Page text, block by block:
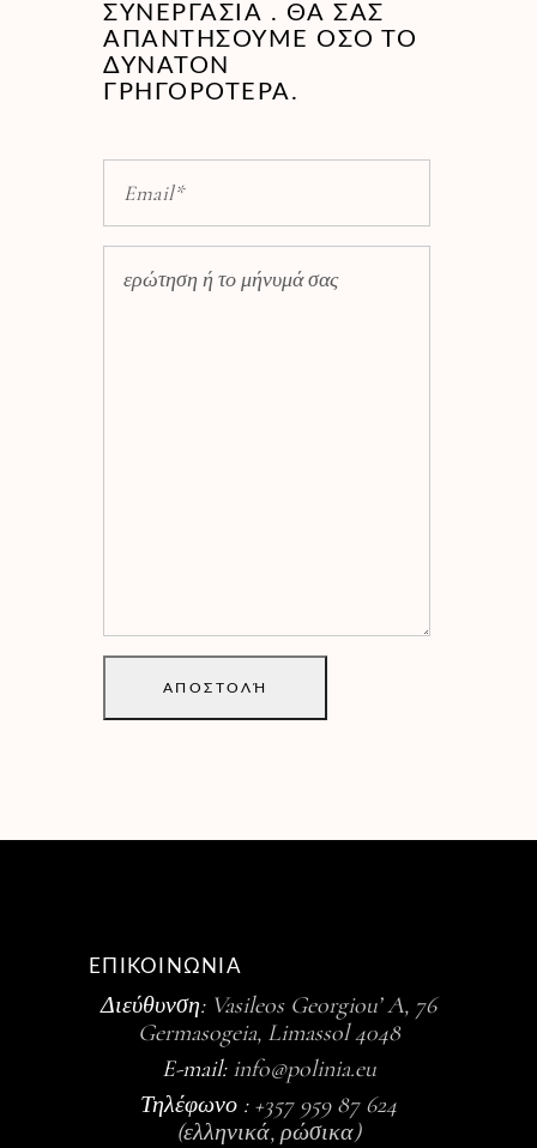
ΣΥΝΕΡΓΑΣΊΑ . ΘΑ ΣΑΣ
ΑΠΑΝΤΉΣΟΥΜΕ ΌΣΟ ΤΟ
ΔΥΝΑΤΌΝ
ΓΡΗΓΟΡΌΤΕΡΑ.
ΑΠΟΣΤΟΛΉ
ΕΠΙΚΟΙΝΩΝΙΑ
Διεύθυνση: Vasileos Georgiou’ A, 76
Germasogeia, Limassol 4048
E-mail: info@polinia.eu
Τηλέφωνο : +357 959 87 624
(ελληνικά, ρώσικα)